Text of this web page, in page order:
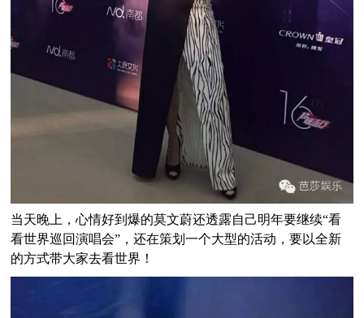
当天晚上，心情好到爆的莫文蔚还透露自己明年要继续“看
看世界巡回演唱会”，还在策划一个大型的活动，要以全新
的方式带大家去看世界！